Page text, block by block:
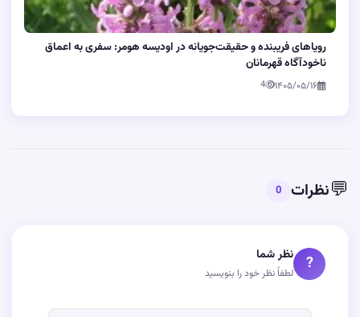
رویاهای فریبنده و حقیقت‌جویانه در اودیسه هومر: سفری به اعماق
ناخودآگاه قهرمانان
۱۴۰۵/۰۵/۱۶ 4
💬نظرات 0
? نظر شما
لطفاً نظر خود را بنویسید